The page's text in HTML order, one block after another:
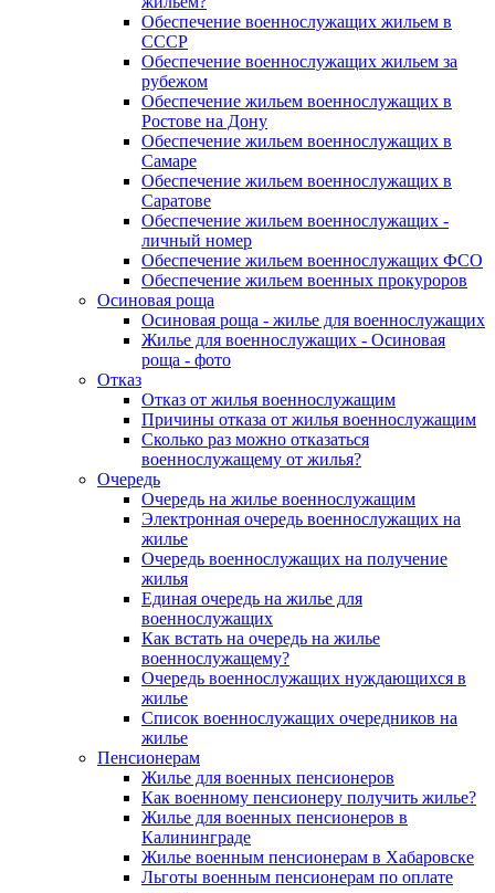
Обеспечение военнослужащих жильем в
СССР
Обеспечение военнослужащих жильем за
рубежом
Обеспечение жильем военнослужащих в
Ростове на Дону
Обеспечение жильем военнослужащих в
Самаре
Обеспечение жильем военнослужащих в
Саратове
Обеспечение жильем военнослужащих -
личный номер
Обеспечение жильем военнослужащих ФСО
Обеспечение жильем военных прокуроров
Осиновая роща
Осиновая роща - жилье для военнослужащих
Жилье для военнослужащих - Осиновая
роща - фото
Отказ
Отказ от жилья военнослужащим
Причины отказа от жилья военнослужащим
Сколько раз можно отказаться
военнослужащему от жилья?
Очередь
Очередь на жилье военнослужащим
Электронная очередь военнослужащих на
жилье
Очередь военнослужащих на получение
жилья
Единая очередь на жилье для
военнослужащих
Как встать на очередь на жилье
военнослужащему?
Очередь военнослужащих нуждающихся в
жилье
Список военнослужащих очередников на
жилье
Пенсионерам
Жилье для военных пенсионеров
Как военному пенсионеру получить жилье?
Жилье для военных пенсионеров в
Калининграде
Жилье военным пенсионерам в Хабаровске
Льготы военным пенсионерам по оплате